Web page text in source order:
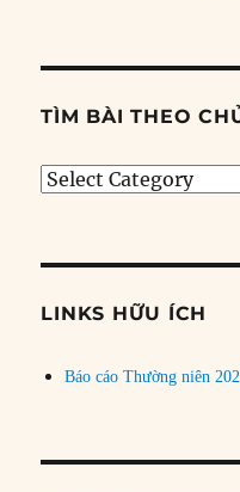
TÌM BÀI THEO
Tìm
đề
LINKS HỮU ÍCH
Báo cáo Thường niên